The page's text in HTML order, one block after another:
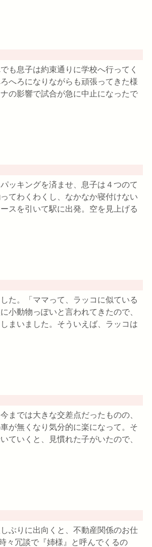
も息子は約束通りに学校へ行ってく
へろになりながらも頑張ってきた様
の影響で試合が急に中止になったで
ッキングを済ませ、息子は４つのて
てわくわくし、なかなか寝付けない
スを引いて駅に出発。空を見上げる
た。「ママって、ラッコに似ている
小動物っぽいと言われてきたので、
まいました。そういえば、ラッコは
までは大きな交差点だったものの、
が無くなり気分的に楽になって。そ
ていくと、見慣れた子がいたので、
ぶりに出向くと、不動産関係のお仕
々冗談で『姉様』と呼んでくるの